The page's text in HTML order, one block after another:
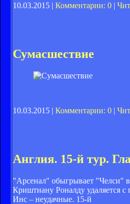
10.03.2015 | Комментарии: 0 |
Сумасшествие
10.03.2015 | Комментарии: 0 |
Англия. 15-й тур.
"Арсенал" обыгрывает "Челси"
Криштиану Роналду удаляется
Инс – неудачные. 15-й